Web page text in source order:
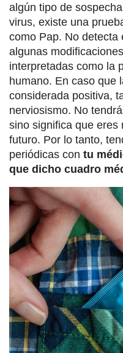
algún tipo de
virus, existe una
como Pap. No detecta
algunas
interpretadas como la
humano. En caso que
considerada positiva,
nerviosismo. No
sino significa que eres
futuro. Por lo tanto,
periódicas con tu
que dicho cuadro